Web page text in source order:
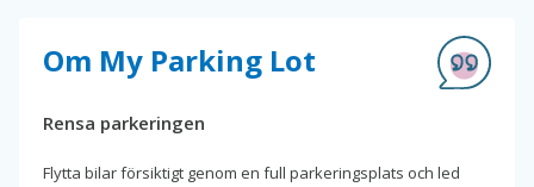
Om My Parking Lot
Rensa parkeringen
Flytta bilar försiktigt genom en full parkeringsplats och led